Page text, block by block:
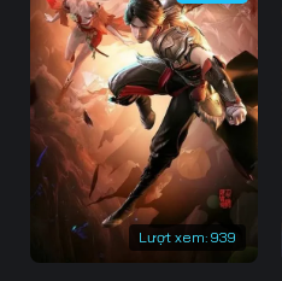
88 89
91 92
94 95
97 98
100 Lượt xem: 939